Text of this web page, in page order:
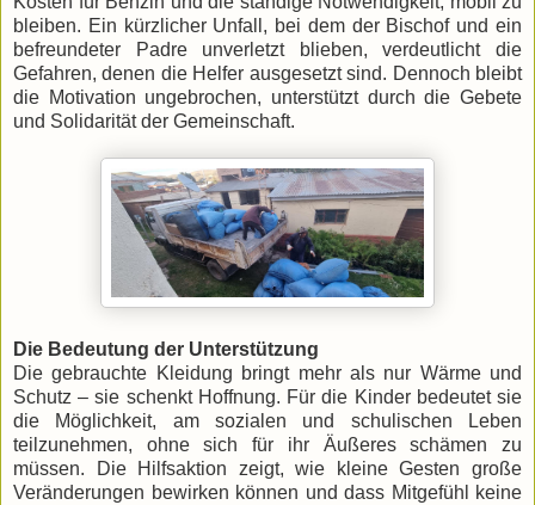
bleiben. Ein kürzlicher Unfall, bei dem der Bischof und ein
befreundeter Padre unverletzt blieben, verdeutlicht die
Gefahren, denen die Helfer ausgesetzt sind. Dennoch bleibt
die Motivation ungebrochen, unterstützt durch die Gebete
und Solidarität der Gemeinschaft.
Die Bedeutung der Unterstützung
Die gebrauchte Kleidung bringt mehr als nur Wärme und
Schutz – sie schenkt Hoffnung. Für die Kinder bedeutet sie
die Möglichkeit, am sozialen und schulischen Leben
teilzunehmen, ohne sich für ihr Äußeres schämen zu
müssen. Die Hilfsaktion zeigt, wie kleine Gesten große
Veränderungen bewirken können und dass Mitgefühl keine